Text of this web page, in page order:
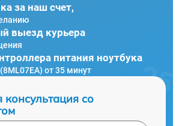
за наш счет,
выезд курьера
питания ноутбука
от 35 минут
консультация со